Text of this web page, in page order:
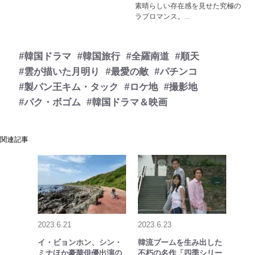
素晴らしい存在感を見せた究極の
ラブロマンス。...
#韓国ドラマ #韓国旅行 #全羅南道 #順天
#雲が描いた月明り
#最愛の敵 #パチンコ
#製パン王キム・タック
#ロケ地 #撮影地
#パク・ボゴム
#韓国ドラマ＆映画
関連記事
2023.6.21
イ・ビョンホン、シン・
ミナほか豪華俳優出演の
2023.6.23
韓流ブームを生み出した
不朽の名作「四季シリー